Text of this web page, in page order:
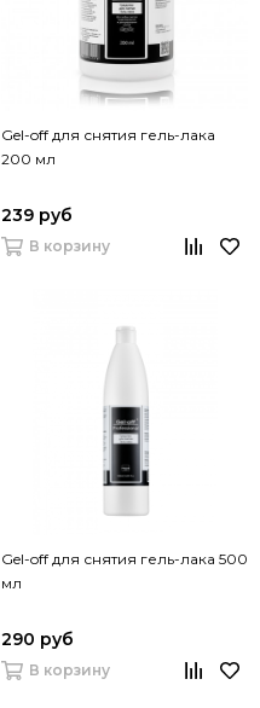
Gel-off для снятия гель-лака
200 мл
239 руб
В корзину
Gel-off для снятия гель-лака 500
мл
290 руб
В корзину